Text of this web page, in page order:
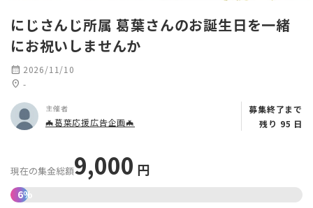
にじさんじ所属 葛葉さんのお誕生日を一緒
にお祝いしませんか
calendar_month 2026/11/10
location_on -
主催者
🦇葛葉応援広告企画🦇
募集終了まで
残り 95 日
現在の集金総額9,000 円
6%